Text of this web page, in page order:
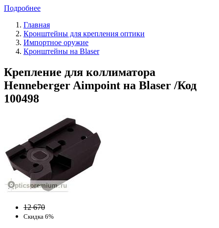
Подробнее
Главная
Кронштейны для крепления оптики
Импортное оружие
Кронштейны на Blaser
Крепление для коллиматора
Henneberger Aimpoint на Blaser /Код
100498
12 670
Скидка 6%